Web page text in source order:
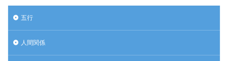
五行
人間関係